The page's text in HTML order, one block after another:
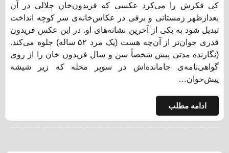
کی فکرش را می‌کرد عکسی که فریدون‌خان جلالی در آن
بعدازظهر زمستانی و برفی در عکاس‌خانه‌ی سر کوچه انداخت
تبدیل شود به یکی از آخرین نشانه‌های او. در این عکس فریدون
قدری جوان‌تر از آن‌چه هست (یک مرد ۵۲ ساله) جلوه می‌کند.
(نگارنده مدتی پیش شخصاً سن و سال فریدون خان را از روی
گواهی‌نامه‌ی جامانده‌اش در سوپر محله که زیر شیشه
پیش‌خوان…
ادامه مطلب